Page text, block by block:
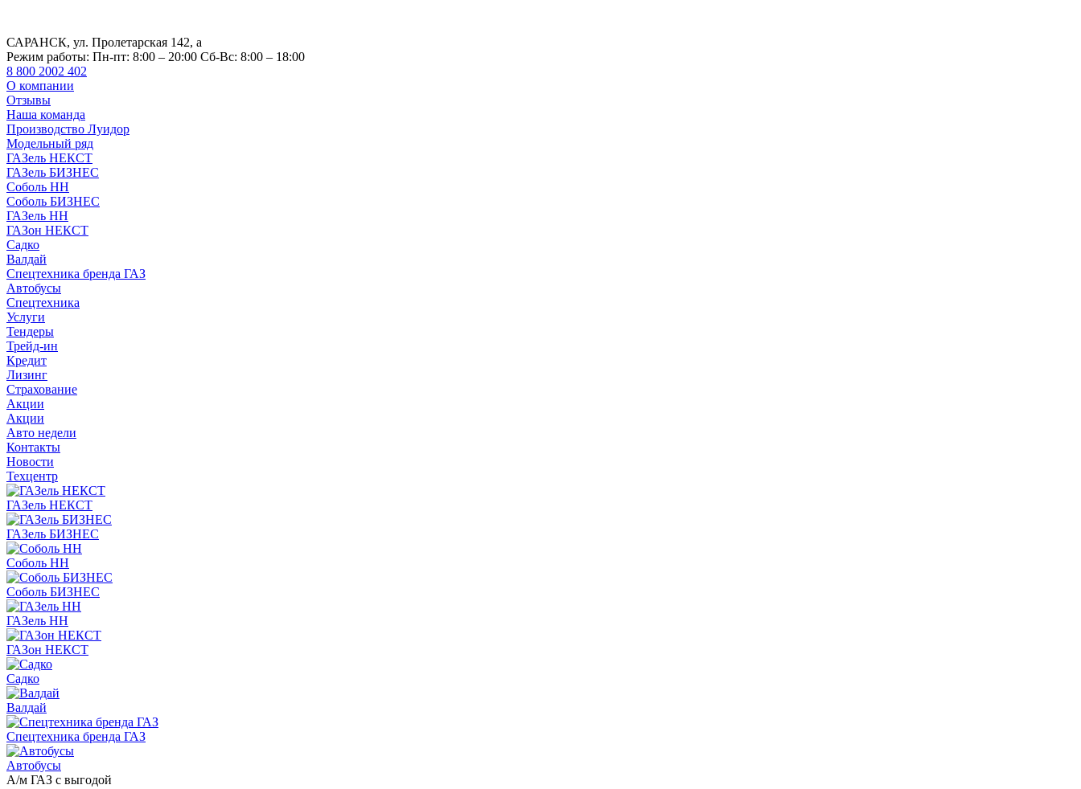
САРАНСК, ул. Пролетарская 142, а
Режим работы: Пн-пт: 8:00 – 20:00 Сб-Вс: 8:00 – 18:00
8 800 2002 402
О компании
Отзывы
Наша команда
Производство Луидор
Модельный ряд
ГАЗель НЕКСТ
ГАЗель БИЗНЕС
Соболь НН
Соболь БИЗНЕС
ГАЗель НН
ГАЗон НЕКСТ
Садко
Валдай
Спецтехника бренда ГАЗ
Автобусы
Спецтехника
Услуги
Тендеры
Трейд-ин
Кредит
Лизинг
Страхование
Акции
Акции
Авто недели
Контакты
Новости
Техцентр
ГАЗель НЕКСТ
ГАЗель БИЗНЕС
Соболь НН
Соболь БИЗНЕС
ГАЗель НН
ГАЗон НЕКСТ
Садко
Валдай
Спецтехника бренда ГАЗ
Автобусы
А/м ГАЗ с выгодой